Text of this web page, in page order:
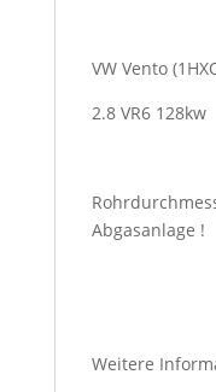
VW Vento
2.8 VR6 128kw
Abgasanlage !
Weitere